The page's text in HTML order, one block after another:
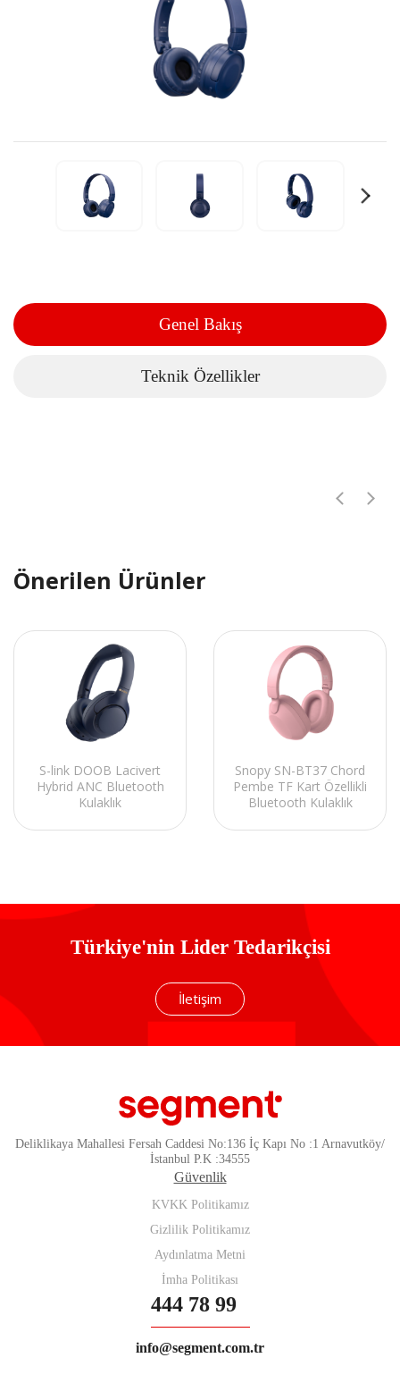
Genel Bakış
Teknik Özellikler
Önerilen Ürünler
S-link DOOB Lacivert
Hybrid ANC Bluetooth
Kulaklık
Snopy SN-BT37 Chord
Pembe TF Kart Özellikli
Bluetooth Kulaklık
Türkiye'nin Lider Tedarikçisi
İletişim
Deliklikaya Mahallesi Fersah Caddesi No:136 İç Kapı No :1 Arnavutköy/
İstanbul P.K :34555
Güvenlik
KVKK Politikamız
Gizlilik Politikamız
Aydınlatma Metni
İmha Politikası
444 78 99
info@segment.com.tr